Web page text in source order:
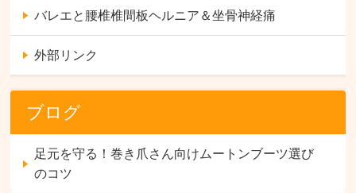
バレエと腰椎椎間板ヘルニア＆坐骨神経痛
外部リンク
ブログ
足元を守る！巻き爪さん向けムートンブーツ選び
のコツ